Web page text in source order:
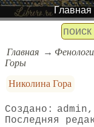
Главная
Главная
Горы
Николина Гора
admin